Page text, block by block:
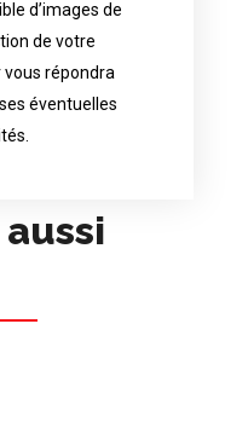
d’images de
de votre
répondra
éventuelles
of your
are in great
Send an